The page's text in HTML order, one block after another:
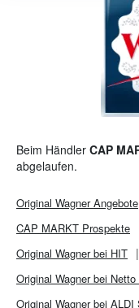
Beim Händler CAP
abgelaufen.
Original WagnerAngebote
CAP MARKT Prospekte
Original Wagner bei HIT
Original Wagner bei
Original Wagner bei ALDI